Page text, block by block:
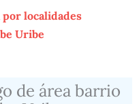
por localidades
Uribe
de área barrio